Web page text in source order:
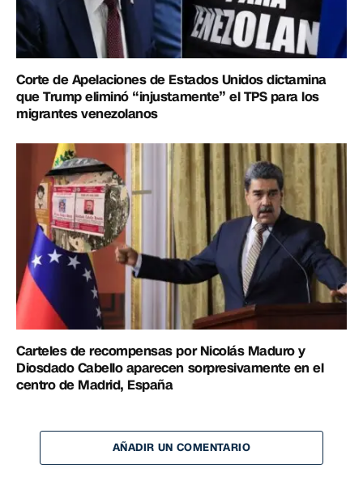
Corte de Apelaciones de Estados Unidos dictamina
que Trump eliminó “injustamente” el TPS para los
migrantes venezolanos
Carteles de recompensas por Nicolás Maduro y
Diosdado Cabello aparecen sorpresivamente en el
centro de Madrid, España
AÑADIR UN COMENTARIO